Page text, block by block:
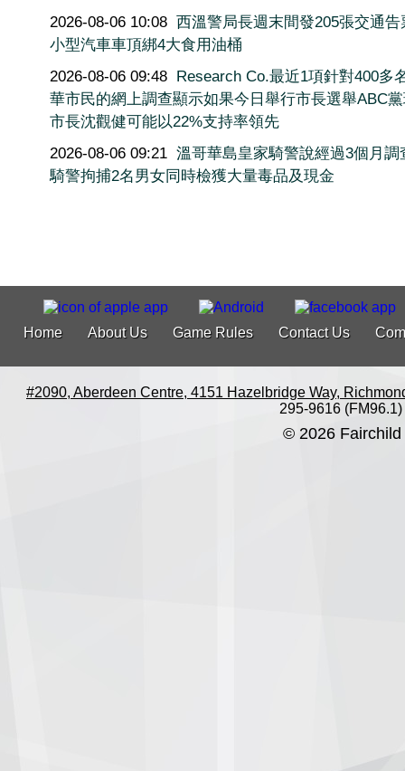
2026-08-06 10:08 西溫警局長週末間發205張交通告
小型汽車車頂綁4大食用油桶
2026-08-06 09:48 Research Co.最近1項針對400多
華市民的網上調查顯示如果今日舉行市長選舉ABC
市長沈觀健可能以22%支持率領先
2026-08-06 09:21 溫哥華島皇家騎警說經過3個月調
騎警拘捕2名男女同時檢獲大量毒品及現金
Home About Us Game Rules Contact Us
#2090, Aberdeen Centre, 4151 Hazelbridge Way,
295-9616 (FM96.1)
© 2026 Fairchild